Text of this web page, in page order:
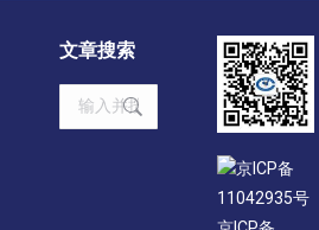
文章搜索
Search:
京ICP备
11042935号